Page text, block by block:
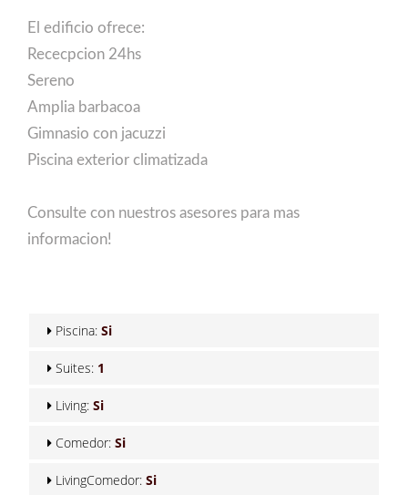
El edificio ofrece:
Rececpcion 24hs
Sereno
Amplia barbacoa
Gimnasio con jacuzzi
Piscina exterior climatizada
Consulte con nuestros asesores para mas
informacion!
Piscina: Si
Suites: 1
Living: Si
Comedor: Si
LivingComedor: Si